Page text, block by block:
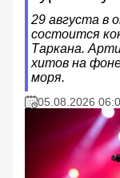
29 августа в
состоится
Таркана.
хитов на
моря.
05.08.2026